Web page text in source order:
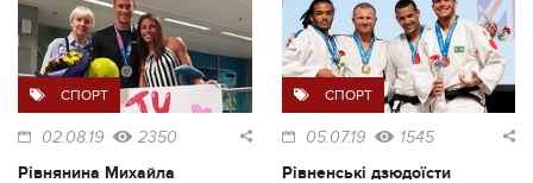
СПОРТ
02.08.19 2350
Рівнянина Михайла
СПОРТ
05.07.19 1545
Рівненські дзюдоїсти